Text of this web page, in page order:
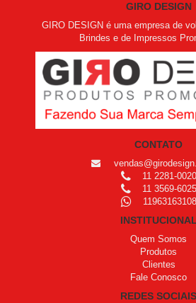
GIRO DESIGN
GIRO DESIGN é uma empresa de
Brindes e de Impressos
CONTATO
11 2281-0020
11 3569-6025
11963163108
INSTITUCIONAL
Quem Somos
Produtos
Clientes
Fale Conosco
REDES SOCIAIS